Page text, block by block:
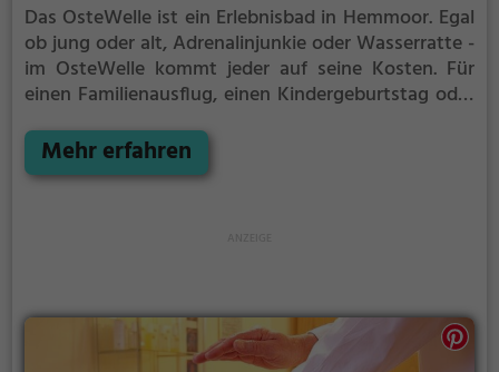
Das OsteWelle ist ein Erlebnisbad in Hemmoor. Egal
ob jung oder alt, Adrenalinjunkie oder Wasserratte -
im OsteWelle kommt jeder auf seine Kosten. Für
einen Familienausflug, einen Kindergeburtstag oder
richtige Adresse.
Mehr erfahren